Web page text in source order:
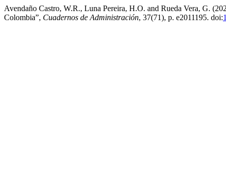
Avendaño Castro, W.R., Luna Pereira, H.O. and Rueda Vera, G.
Colombia”, Cuadernos de Administración, 37(71), p. e2011195. doi: